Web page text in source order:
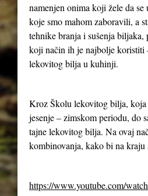
namenjen onima koji žele da
koje smo mahom zaboravili, a
tehnike branja i sušenja
koji način ih je najbolje koristiti
lekovitog bilja u kuhinji.
Kroz Školu lekovitog bilja, koja
jesenje – zimskom periodu, do
tajne lekovitog bilja. Na ovaj
kombinovanja, kako bi na
https://www.youtube.com/